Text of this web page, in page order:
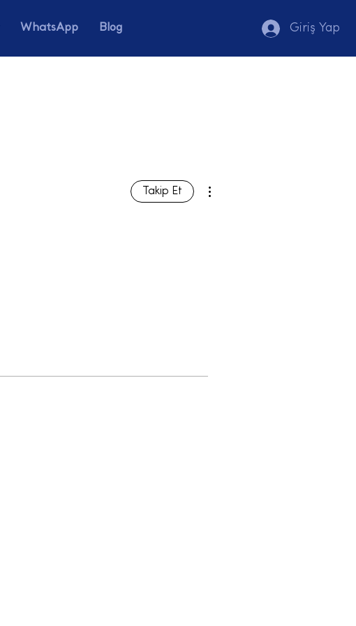
WhatsApp Blog Giriş Yap
Takip Et